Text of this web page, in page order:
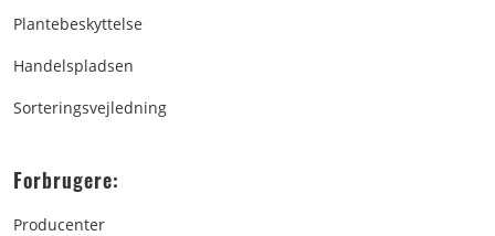
Plantebeskyttelse
Handelspladsen
Sorteringsvejledning
Forbrugere:
Producenter